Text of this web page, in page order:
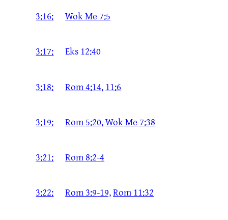
3:16: Wok Me 7:5
3:17: Eks 12:40
3:18: Rom 4:14,11:6
3:19: Rom 5:20,Wok Me 7:38
3:21: Rom 8:2-4
3:22: Rom 3:9-19,Rom 11:32